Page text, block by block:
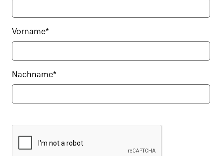
Vorname*
Nachname*